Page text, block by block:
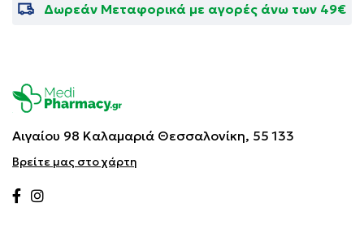
Δωρεάν Μεταφορικά με αγορές άνω των 49€
Αιγαίου 98 Καλαμαριά Θεσσαλονίκη, 55 133
Βρείτε μας στο χάρτη